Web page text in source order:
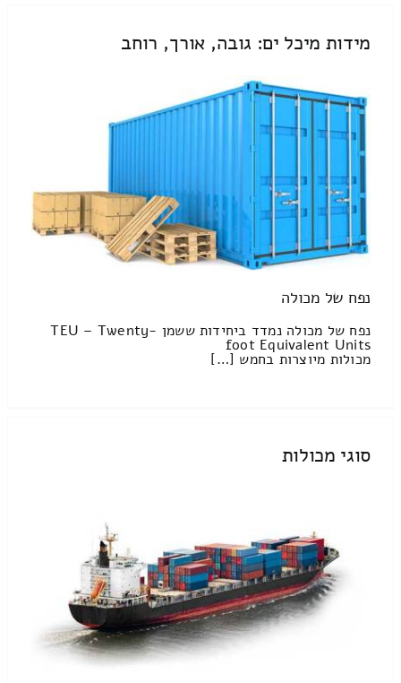
מידות מיכל ים: גובה, אורך, רוחב
נפח של מכולה
נפח של מכולה נמדד ביחידות ששמן TEU – Twenty-
foot Equivalent Units
מכולות מיוצרות בחמש […]
סוגי מכולות